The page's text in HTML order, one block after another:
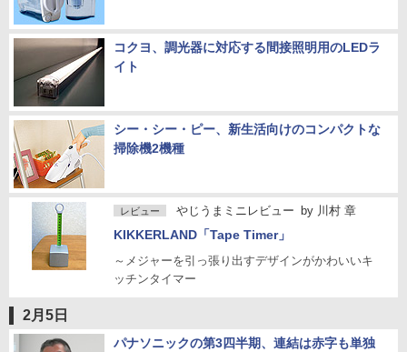
コクヨ、調光器に対応する間接照明用のLEDラ
イト
シー・シー・ピー、新生活向けのコンパクトな
掃除機2機種
レビュー やじうまミニレビュー by 川村 章
KIKKERLAND「Tape Timer」
～メジャーを引っ張り出すデザインがかわいいキ
ッチンタイマー
2月5日
パナソニックの第3四半期、連結は赤字も単独